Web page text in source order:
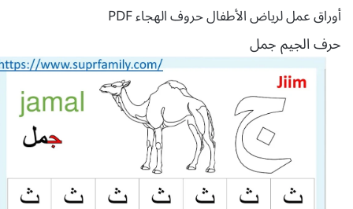
أوراق عمل لرياض الأطفال حروف الهجاء PDF
حرف الجيم جمل